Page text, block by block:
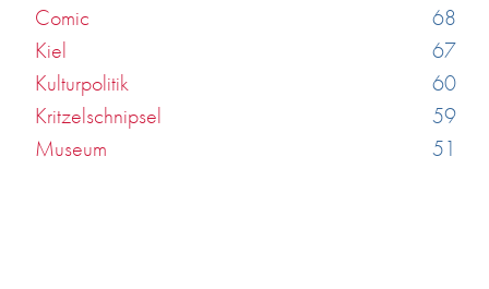
Comic
68
Kiel
67
Kulturpolitik
60
Kritzelschnipsel
59
Museum
51